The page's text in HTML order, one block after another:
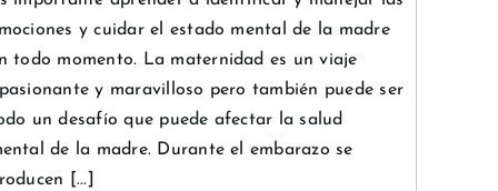
y cuidar el estado mental de la madre
todo momento. La maternidad es un viaje
y maravilloso pero también puede ser
un desafío que puede afectar la salud
de la madre. Durante el embarazo se
[...]